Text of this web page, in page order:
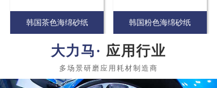
韩国茶色海绵砂纸 韩国粉色海绵砂纸
应用行业